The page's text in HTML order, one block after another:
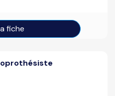
fiche